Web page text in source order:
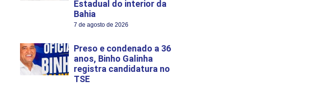
Estadual do interior da
Bahia
7 de agosto de 2026
Preso e condenado a 36
anos, Binho Galinha
registra candidatura no
TSE